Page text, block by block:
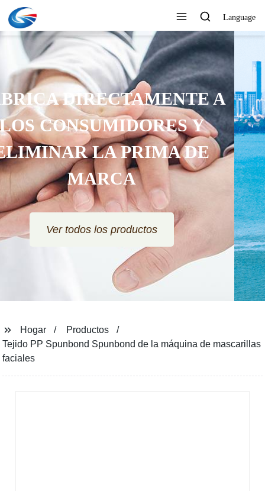
Language
RESPONDA RÁPIDAMENTE Y
OFREZCA UN PRECIO MUY
ATRACTIVO
Ver todos los productos
Hogar
Productos
Tejido PP Spunbond Spunbond de la máquina de mascarillas
faciales